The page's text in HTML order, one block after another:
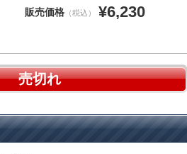
販売価格 （税込） ¥6,230
売切れ